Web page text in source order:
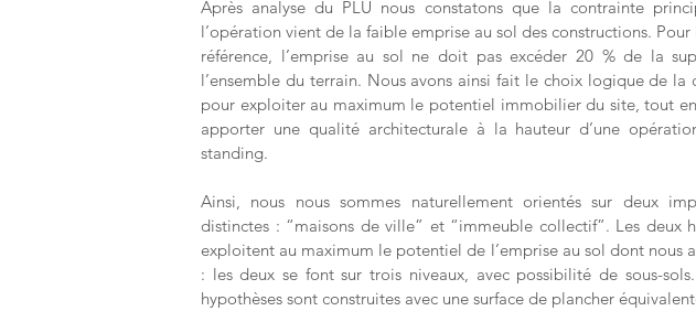
Après analyse du PLU nous constatons que la contrainte
l’opération vient de la faible emprise au sol des constructions. Pour
référence, l’emprise au sol ne doit pas excéder 20 % de la
l’ensemble du terrain. Nous avons ainsi fait le choix logique de la
pour exploiter au maximum le potentiel immobilier du site, tout
apporter une qualité architecturale à la hauteur d’une
standing.
Ainsi, nous nous sommes naturellement orientés sur deux
distinctes : “maisons de ville” et “immeuble collectif”. Les deux
exploitent au maximum le potentiel de l’emprise au sol dont nous
: les deux se font sur trois niveaux, avec possibilité de sous-
hypothèses sont construites avec une surface de plancher